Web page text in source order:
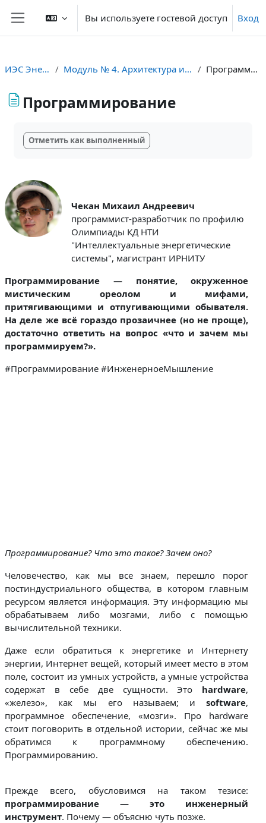
Перейти к основному содержанию
Боковая панель
Вы используете гостевой доступ Вход
ИЭС Энерджнет Модуль № 4. Архитектура интернета энергии Программирование
Программирование
Отметить как выполненный
Чекан Михаил Андреевич
программист-разработчик по профилю
Олимпиады КД НТИ
"Интеллектуальные энергетические
системы", магистрант ИРНИТУ
Программирование — понятие, окруженное
мистическим ореолом и мифами,
притягивающими и отпугивающими обывателя.
На деле же всё гораздо прозаичнее (но не проще),
достаточно ответить на вопрос «что и зачем мы
программируем?».
#Программирование #ИнженерноеМышление
Программирование? Что это такое? Зачем оно?
Человечество, как мы все знаем, перешло порог
постиндустриального общества, в котором главным
ресурсом является информация. Эту информацию мы
обрабатываем либо мозгами, либо с помощью
вычислительной техники.
Даже если обратиться к энергетике и Интернету
энергии, Интернет вещей, который имеет место в этом
поле, состоит из умных устройств, а умные устройства
содержат в себе две сущности. Это hardware,
«железо», как мы его называем; иsoftware,
программное обеспечение, «мозги». Про hardware
стоит поговорить в отдельной истории, сейчас же мы
обратимся к программному обеспечению.
Программированию.
Прежде всего, обусловимся на таком тезисе:
программирование — это инженерный
инструмент. Почему — объясню чуть позже.